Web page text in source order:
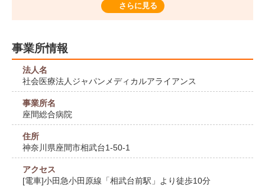
さらに見る
事業所情報
法人名
社会医療法人ジャパンメディカルアライアンス
事業所名
座間総合病院
住所
神奈川県座間市相武台1-50-1
アクセス
[電車]小田急小田原線「相武台前駅」より徒歩10分